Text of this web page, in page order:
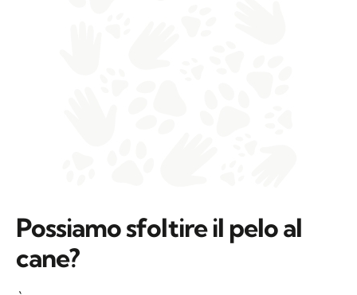
Possiamo sfoltire il pelo al
cane?